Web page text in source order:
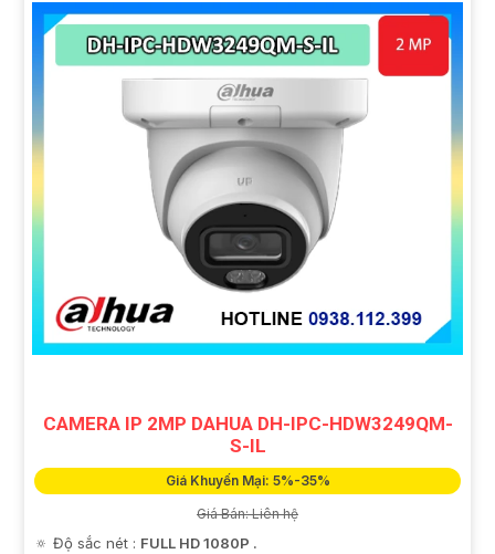
CAMERA IP 2MP DAHUA DH-IPC-HDW3249QM-
S-IL
Giá Khuyến Mại: 5%-35%
Giá Bán: Liên hệ
🔅 Độ sắc nét : FULL HD 1080P .